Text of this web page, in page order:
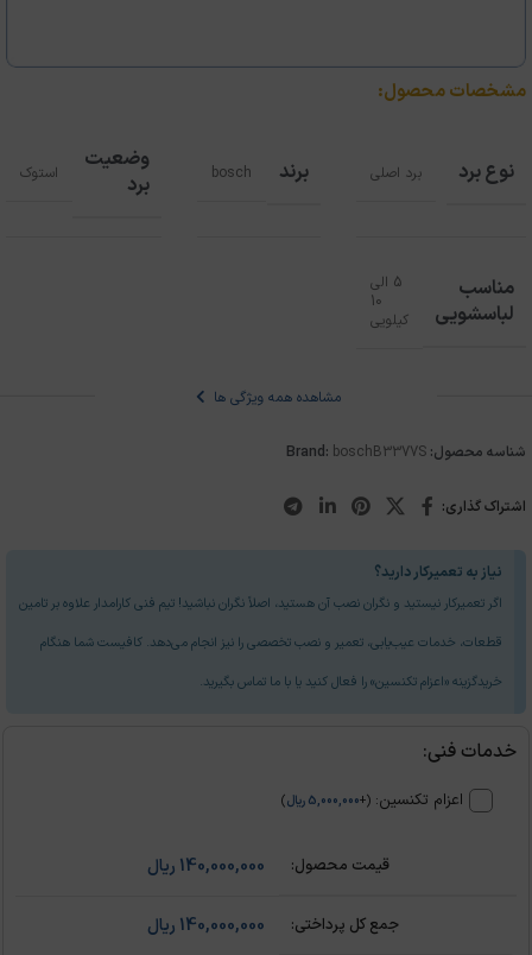
مشخصات محصول:
نوع برد برد اصلی برند bosch
وضعیت
برد
استوک
مناسب
لباسشویی
5 الی
10
کیلویی
مشاهده همه ویژگی ها
شناسه محصول: B3377S
Brand: bosch
اشتراک گذاری:
نیاز به تعمیرکار دارید؟
اگر تعمیرکار نیستید و نگران نصب آن هستید، اصلاً نگران نباشید! تیم فنی کارامدار علاوه بر تامین
قطعات، خدمات عیب‌یابی، تعمیر و نصب تخصصی را نیز انجام می‌دهد. کافیست شما هنگام
خریدگزینه «اعزام تکنسین» را فعال کنید یا با ما تماس بگیرید.
خدمات فنی:
اعزام تکنسین: (
+
5,000,000 ریال)
140,000,000 ریال
140,000,000 ریال